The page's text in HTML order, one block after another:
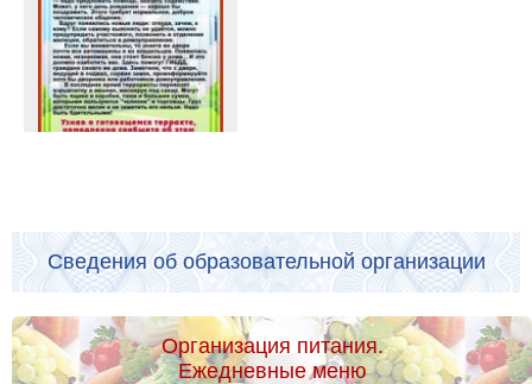
Сведения об образовательной организации
Организация питания.
Ежедневные меню